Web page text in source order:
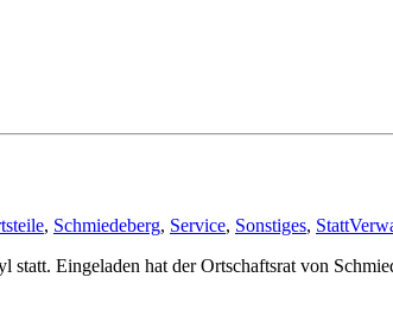
, Schmiedeberg, Service, Sonstiges,
Eingeladen hat der Ortschaftsrat von